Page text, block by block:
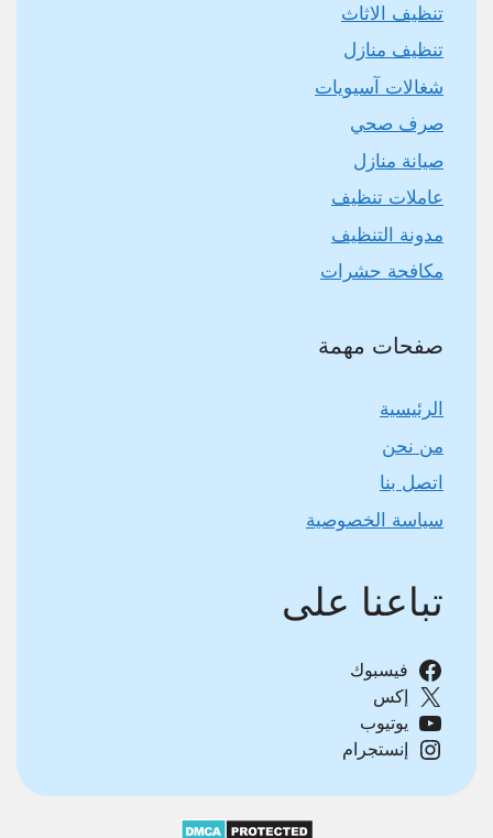
تنظيف الاثاث
تنظيف منازل
شغالات آسيويات
صرف صحي
صيانة منازل
عاملات تنظيف
مدونة التنظيف
مكافحة حشرات
صفحات مهمة
الرئيسية
من نحن
اتصل بنا
سياسة الخصوصية
تباعنا على
فيسبوك
إكس
يوتيوب
إنستجرام